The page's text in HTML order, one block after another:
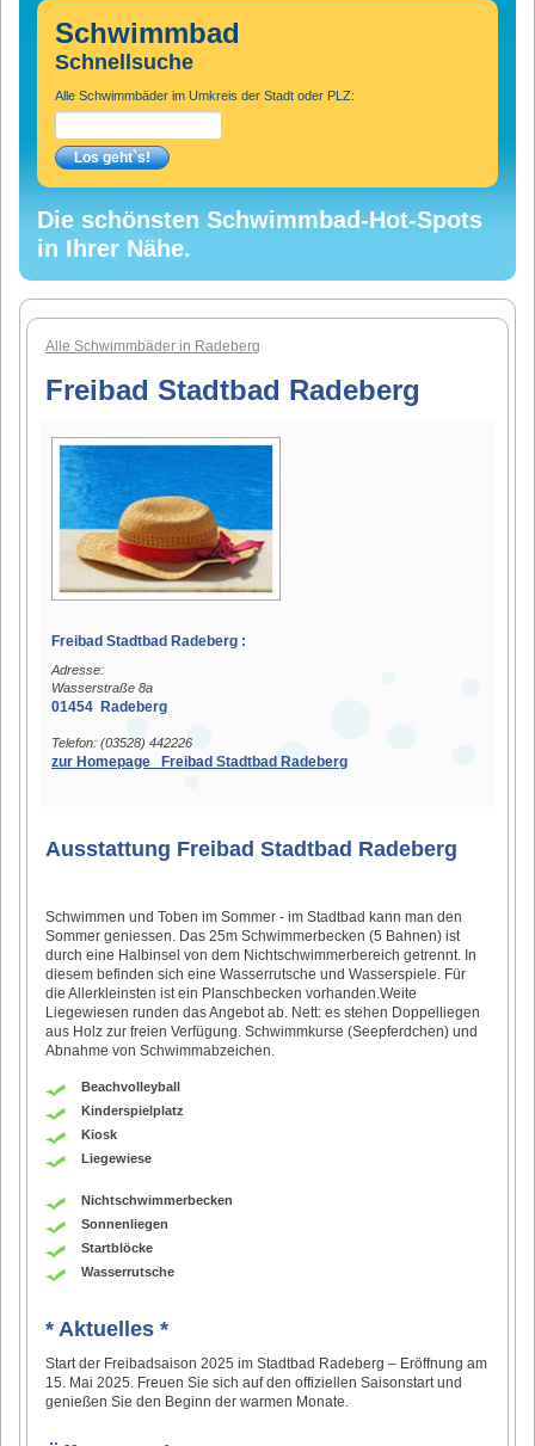
Schwimmbad
Schnellsuche
Alle Schwimmbäder im Umkreis der Stadt oder PLZ:
Die schönsten Schwimmbad-Hot-Spots
in Ihrer Nähe.
Alle Schwimmbäder in Radeberg
Freibad Stadtbad Radeberg
Freibad Stadtbad Radeberg :
Adresse:
Wasserstraße 8a
01454 Radeberg
Telefon: (03528) 442226
zur Homepage Freibad Stadtbad Radeberg
Ausstattung Freibad Stadtbad Radeberg
Schwimmen und Toben im Sommer - im Stadtbad kann man den
Sommer geniessen. Das 25m Schwimmerbecken (5 Bahnen) ist
durch eine Halbinsel von dem Nichtschwimmerbereich getrennt. In
diesem befinden sich eine Wasserrutsche und Wasserspiele. Für
die Allerkleinsten ist ein Planschbecken vorhanden.Weite
Liegewiesen runden das Angebot ab. Nett: es stehen Doppelliegen
aus Holz zur freien Verfügung. Schwimmkurse (Seepferdchen) und
Abnahme von Schwimmabzeichen.
Beachvolleyball
Kinderspielplatz
Kiosk
Liegewiese
Nichtschwimmerbecken
Sonnenliegen
Startblöcke
Wasserrutsche
* Aktuelles *
Start der Freibadsaison 2025 im Stadtbad Radeberg – Eröffnung am
15. Mai 2025. Freuen Sie sich auf den offiziellen Saisonstart und
genießen Sie den Beginn der warmen Monate.